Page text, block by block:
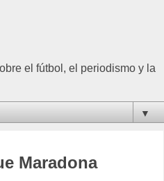
el fútbol, el periodismo y la
▼
Maradona